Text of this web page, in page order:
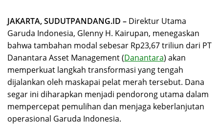
JAKARTA, SUDUTPANDANG.ID – Direktur Utama
Garuda Indonesia, Glenny H. Kairupan, menegaskan
bahwa tambahan modal sebesar Rp23,67 triliun dari PT
Danantara Asset Management (Danantara) akan
memperkuat langkah transformasi yang tengah
dijalankan oleh maskapai pelat merah tersebut. Dana
segar ini diharapkan menjadi pendorong utama dalam
mempercepat pemulihan dan menjaga keberlanjutan
operasional Garuda Indonesia.